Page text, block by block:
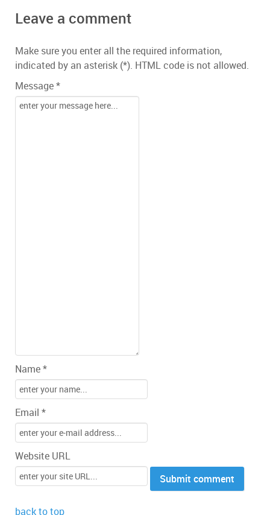
Leave a comment
Make sure you enter all the required information,
indicated by an asterisk (*). HTML code is not allowed.
Message *
Name *
Email *
Website URL
back to top